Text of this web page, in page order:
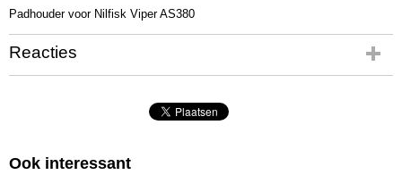
Padhouder voor Nilfisk Viper AS380
Reacties
Ook interessant